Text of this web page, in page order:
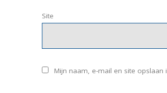
Site
Mijn naam, e-mail en site